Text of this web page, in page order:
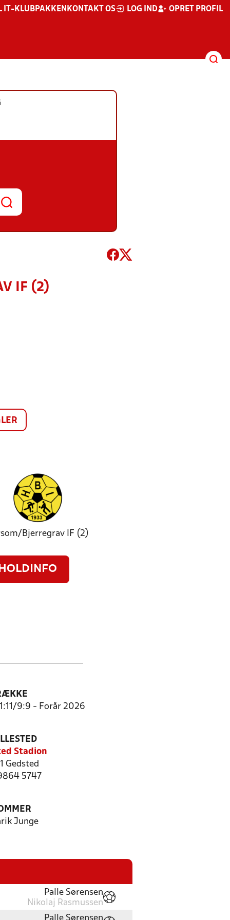
IT-KLUBPAKKEN KONTAKT OS LOG IND OPRET PROFIL
IF (2)
Bjerregrav IF (2)
9:9 - Forår 2026
Stadion
Gedsted
5747
Junge
Palle Sørensen
Nikolaj Rasmussen